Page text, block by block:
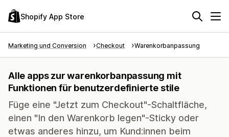
Shopify App Store
Marketing und Conversion Checkout Warenkorbanpassung
Alle apps zur warenkorbanpassung mit
Funktionen für benutzerdefinierte stile
Füge eine "Jetzt zum Checkout"-Schaltfläche,
einen "In den Warenkorb legen"-Sticky oder
etwas anderes hinzu, um Kund:innen beim